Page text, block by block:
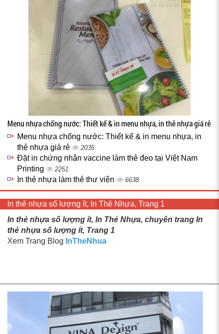
Menu nhựa chống nước: Thiết kế & in menu nhựa, in thẻ nhựa giá rẻ
Menu nhựa chống nước: Thiết kế & in menu nhựa, in
thẻ nhựa giá rẻ
2035
Đặt in chứng nhận vaccine làm thẻ đeo tại Việt Nam
Printing
2251
In thẻ nhựa làm thẻ thư viện 6638
In thẻ nhựa số lượng ít, In Thẻ Nhựa, Trang 1
In thẻ nhựa số lượng ít, In Thẻ Nhựa, chuyên trang In
thẻ nhựa số lượng ít, Trang 1
Xem Trang Blog InTheNhua